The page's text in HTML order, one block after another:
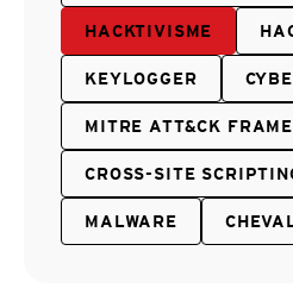
HACKTIVISME
KEYLOGGER
MITRE ATT&CK
CROSS-SITE
MALWARE